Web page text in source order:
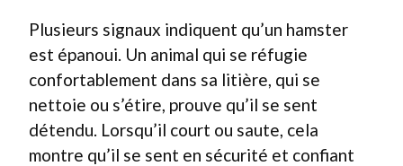
Plusieurs signaux indiquent qu’un hamster
est épanoui. Un animal qui se réfugie
confortablement dans sa litière, qui se
nettoie ou s’étire, prouve qu’il se sent
détendu. Lorsqu’il court ou saute, cela
montre qu’il se sent en sécurité et confiant